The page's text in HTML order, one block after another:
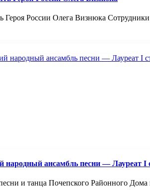
Героя России Олега Визнюка
ансамбль песни — Лауреат I
и танца Почепского Районного Дома